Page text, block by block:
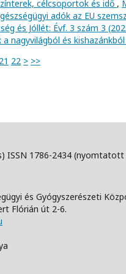
célcsoportok és idő ,
adók az EU
és Jóllét: Évf. 3 szám 3
a nagyvilágból és kishazánkból
21 22 > >>
ISSN 1786-2434 (nyomtatott
és Gyógyszerészeti
Flórián út 2-6.